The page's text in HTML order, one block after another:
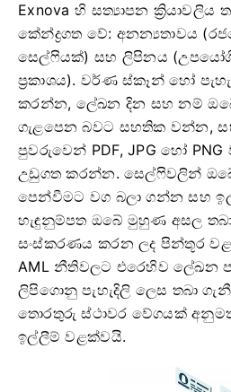
Exnova හි සත්‍යාපන
කේන්ද්‍රගත වේ: අනන්‍යතාවය
සෙල්ෆියක්) සහ ලිපිනය
ප්‍රකාශය). වර්ණ ස්කෑන් හෝ
කරන්න, ලේඛන දින සහ නම්
ගැළපෙන බවට සහතික වන්න,
පුවරුවෙන් PDF, JPG හෝ
උඩුගත කරන්න. සෙල්ෆිවලින්
පෙන්වීමට වග බලා ගන්න සහ
හැඳුනුම්පත ඔබේ මුහුණ අසල
සංස්කරණය කරන ලද පින්තූර
AML නීතිවලට එරෙහිව ලේඛන
ලිපිගොනු පැහැදිලි ලෙස තබා
තොරතුරු ස්ථාවර වේගයක්
ඉල්ලීම් වළක්වයි.